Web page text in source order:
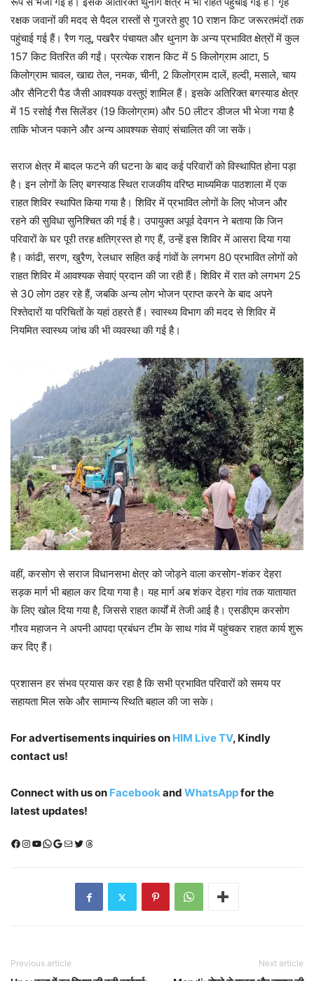
रक्षक जवानों की मदद से पैदल रास्तों से गुजरते हुए 10 राशन किट जरूरतमंदों तक
पहुंचाई गई हैं। रैण गलू, पखरैर पंचायत और थुनाग के अन्य प्रभावित क्षेत्रों में कुल
157 किट वितरित की गईं। प्रत्येक राशन किट में 5 किलोग्राम आटा, 5
किलोग्राम चावल, खाद्य तेल, नमक, चीनी, 2 किलोग्राम दालें, हल्दी, मसाले, चाय
और सैनिटरी पैड जैसी आवश्यक वस्तुएं शामिल हैं। इसके अतिरिक्त बगस्याड क्षेत्र
में 15 रसोई गैस सिलेंडर (19 किलोग्राम) और 50 लीटर डीजल भी भेजा गया है
ताकि भोजन पकाने और अन्य आवश्यक सेवाएं संचालित की जा सकें।
सराज क्षेत्र में बादल फटने की घटना के बाद कई परिवारों को विस्थापित होना पड़ा
है। इन लोगों के लिए बगस्याड स्थित राजकीय वरिष्ठ माध्यमिक पाठशाला में एक
राहत शिविर स्थापित किया गया है। शिविर में प्रभावित लोगों के लिए भोजन और
रहने की सुविधा सुनिश्चित की गई है। उपायुक्त अपूर्व देवगन ने बताया कि जिन
परिवारों के घर पूरी तरह क्षतिग्रस्त हो गए हैं, उन्हें इस शिविर में आसरा दिया गया
है। कांढी, सरण, खुरैण, रेलधार सहित कई गांवों के लगभग 80 प्रभावित लोगों को
राहत शिविर में आवश्यक सेवाएं प्रदान की जा रही हैं। शिविर में रात को लगभग 25
से 30 लोग ठहर रहे हैं, जबकि अन्य लोग भोजन प्राप्त करने के बाद अपने
रिश्तेदारों या परिचितों के यहां ठहरते हैं। स्वास्थ्य विभाग की मदद से शिविर में
नियमित स्वास्थ्य जांच की भी व्यवस्था की गई है।
वहीं, करसोग से सराज विधानसभा क्षेत्र को जोड़ने वाला करसोग-शंकर देहरा
सड़क मार्ग भी बहाल कर दिया गया है। यह मार्ग अब शंकर देहरा गांव तक यातायात
के लिए खोल दिया गया है, जिससे राहत कार्यों में तेजी आई है। एसडीएम करसोग
गौरव महाजन ने अपनी आपदा प्रबंधन टीम के साथ गांव में पहुंचकर राहत कार्य शुरू
कर दिए हैं।
प्रशासन हर संभव प्रयास कर रहा है कि सभी प्रभावित परिवारों को समय पर
सहायता मिल सके और सामान्य स्थिति बहाल की जा सके।
For advertisements inquiries on HIM Live TV, Kindly
contact us!
Connect with us on Facebookand WhatsAppfor the
latest updates!
Facebook
Instagram
YouTube
WhatsApp
Google
MailX (Twitter)
Threads
Previous article Next article